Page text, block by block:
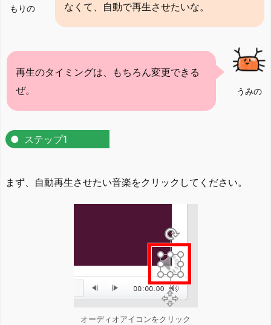
もりの
なくて、自動で再生させたいな。
うみの
再生のタイミングは、もちろん変更できる
ぜ。
ステップ1
まず、自動再生させたい音楽をクリックしてください。
オーディオアイコンをクリック